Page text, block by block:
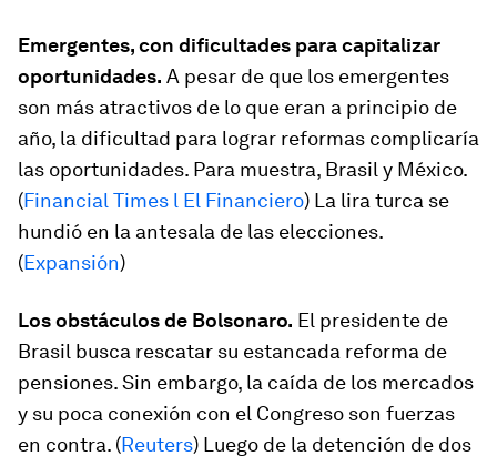
Emergentes, con dificultades para capitalizar
oportunidades. A pesar de que los emergentes
son más atractivos de lo que eran a principio de
año, la dificultad para lograr reformas complicaría
las oportunidades. Para muestra, Brasil y México.
(Financial Times l El Financiero) La lira turca se
hundió en la antesala de las elecciones.
(Expansión)
Los obstáculos de Bolsonaro. El presidente de
Brasil busca rescatar su estancada reforma de
pensiones. Sin embargo, la caída de los mercados
y su poca conexión con el Congreso son fuerzas
en contra. (Reuters) Luego de la detención de dos